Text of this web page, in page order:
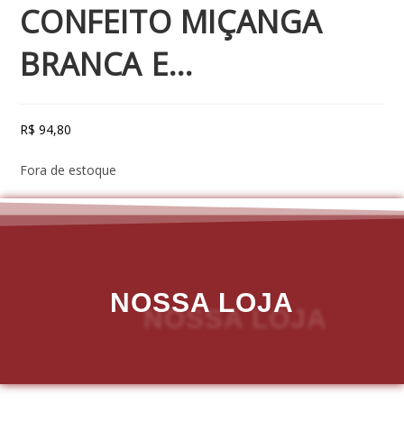
CONFEITO MIÇANGA
BRANCA E…
R$ 94,80
Fora de estoque
NOSSA LOJA